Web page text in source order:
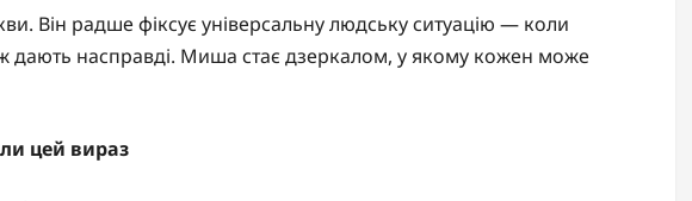
Він радше фіксує універсальну людську ситуацію — коли
дають насправді. Миша стає дзеркалом, у якому кожен може
цей вираз